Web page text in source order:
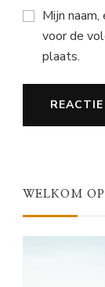
Mijn
voor de
plaats.
WELKOM